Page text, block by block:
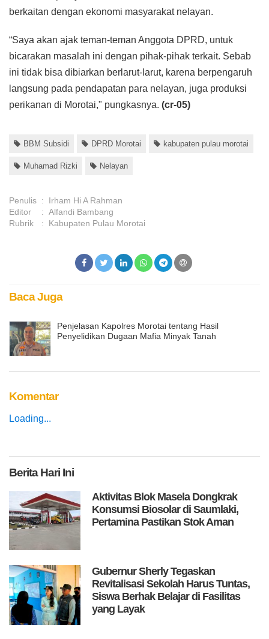
berkaitan dengan ekonomi masyarakat nelayan.
“Saya akan ajak teman-teman Anggota DPRD, untuk
bicarakan masalah ini dengan pihak-pihak terkait. Sebab
ini tidak bisa dibiarkan berlarut-larut, karena berpengaruh
langsung pada pendapatan para nelayan, juga produksi
perikanan di Morotai," pungkasnya. (cr-05)
BBM Subsidi DPRD Morotai kabupaten pulau morotai
Muhamad Rizki Nelayan
Penulis :
Irham Hi A Rahman
Editor
: Alfandi Bambang
Rubrik
: Kabupaten Pulau Morotai
Baca Juga
Penjelasan Kapolres Morotai tentang Hasil
Penyelidikan Dugaan Mafia Minyak Tanah
Komentar
Loading...
BeritaHari Ini
Aktivitas Blok Masela Dongkrak
Konsumsi Biosolar di Saumlaki,
Pertamina Pastikan Stok Aman
Gubernur Sherly Tegaskan
Revitalisasi Sekolah Harus Tuntas,
Siswa Berhak Belajar di Fasilitas
yang Layak